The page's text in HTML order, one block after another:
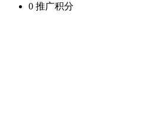
0 推广积分